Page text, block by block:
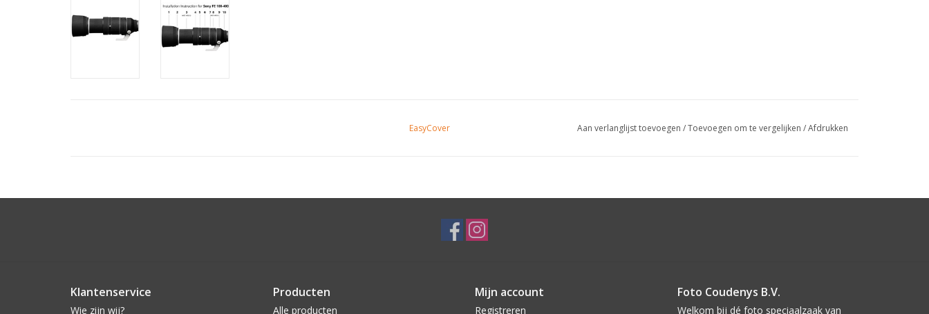
EasyCover Aan verlanglijst toevoegen /Toevoegen om te vergelijken /Afdrukken
Klantenservice
Wie zijn wij?
Producten
Alle producten
Mijn account
Registreren
Foto Coudenys B.V.
Welkom bij dé foto speciaalzaak van